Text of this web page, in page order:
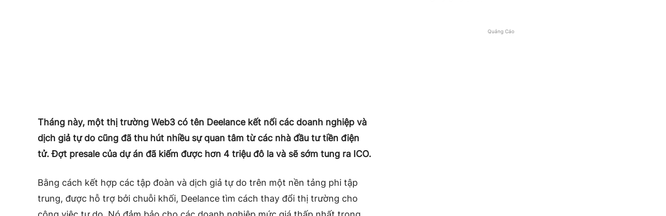
Tháng này, một thị trường Web3 có tên Deelance kết nối các doanh nghiệp và
dịch giả tự do cũng đã thu hút nhiều sự quan tâm từ các nhà đầu tư tiền điện
tử. Đợt presale của dự án đã kiếm được hơn 4 triệu đô la và sẽ sớm tung ra ICO.
Bằng cách kết hợp các tập đoàn và dịch giả tự do trên một nền tảng phi tập
trung, được hỗ trợ bởi chuỗi khối, Deelance tìm cách thay đổi thị trường cho
Quảng Cáo